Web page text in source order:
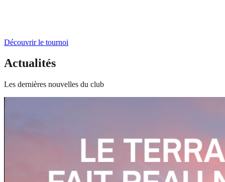
Découvrir le tournoi
Actualités
Les dernières nouvelles du club